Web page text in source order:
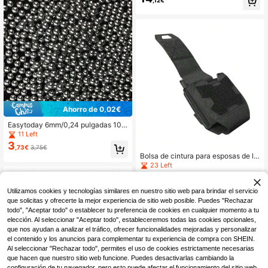
Ahorro de 0,02€
Easytoday 6mm/0,24 pulgadas 10
0/200 piezas Bolas de acero al car
bono de alta resistencia, piezas de
material industrial, piezas de cojinet
11 Left
3 ,73€ 3,75€
con 2 correas ajustables para uso in
Bolsa de cintura para esposas de lib
eración rápida, accesorio de cinturó
n táctico para exteriores, funda de e
sposas de liberación rápida, ancho
ajustable, se adapta a cualquier ta
maño de cinturón, ligera y duradera
23 Left
Utilizamos cookies y tecnologías similares en nuestro sitio web para brindar el servicio
que solicitas y ofrecerte la mejor experiencia de sitio web posible. Puedes "Rechazar
todo", "Aceptar todo" o establecer tu preferencia de cookies en cualquier momento a tu
elección. Al seleccionar "Aceptar todo", estableceremos todas las cookies opcionales,
que nos ayudan a analizar el tráfico, ofrecer funcionalidades mejoradas y personalizar
el contenido y los anuncios para complementar tu experiencia de compra con SHEIN.
Al seleccionar "Rechazar todo", permites el uso de cookies estrictamente necesarias
que hacen que nuestro sitio web funcione. Puedes desactivarlas cambiando la